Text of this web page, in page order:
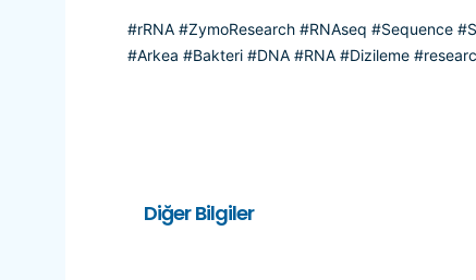
#rRNA #ZymoResearch #RNAseq #Sequence
#Arkea #Bakteri #DNA #RNA #Dizileme
Diğer Bilgiler